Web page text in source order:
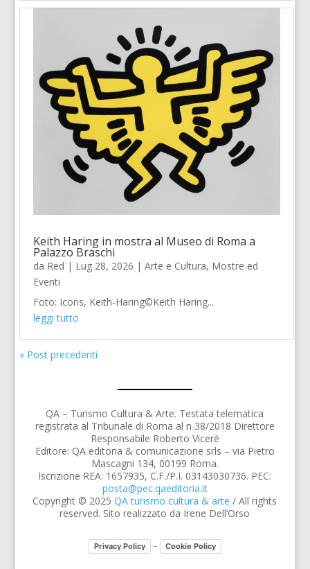
Keith Haring in mostra al Museo di Roma a
Palazzo Braschi
da Red | Lug 28, 2026 |Arte e Cultura, Mostre ed
Eventi
Foto: Icons, Keith-Haring©Keith Haring...
leggi tutto
« Post precedenti
QA – Turismo Cultura & Arte. Testata telematica
registrata al Tribunale di Roma al n 38/2018 Direttore
Responsabile Roberto Vicerè
Editore: QA editoria & comunicazione srls – via Pietro
Mascagni 134, 00199 Roma.
Iscrizione REA: 1657935, C.F./P.I. 03143030736. PEC:
posta@pec.qaeditoria.it
Copyright © 2025QA turismo cultura & arte / All rights
reserved. Sito realizzato da Irene Dell’Orso
Privacy Policy - Cookie Policy